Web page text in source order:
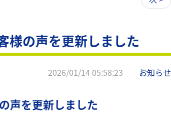
の声を更新しました
2026/01/14 05:58:23 お知らせ
声を更新しました